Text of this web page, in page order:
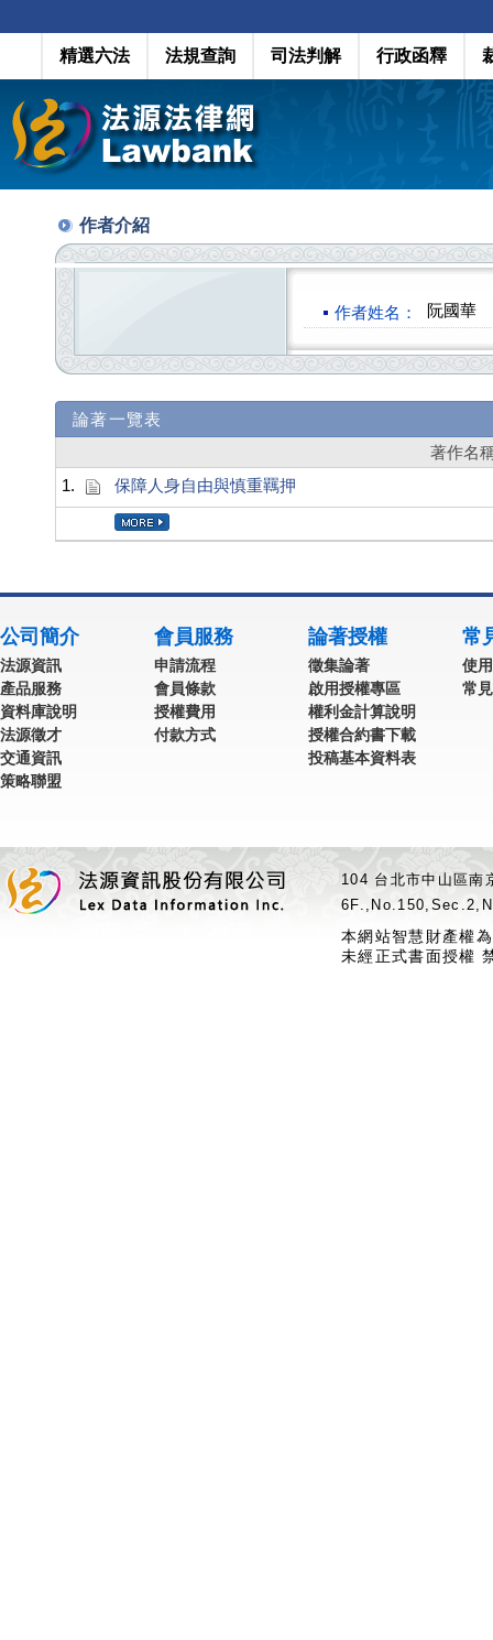
精選六法 法規查詢 司法判解 行政函釋
作者介紹
作者姓名： 阮國華
論著一覽表
著作名
1.
保障人身自由與慎重羈押
公司簡介
法源資訊
產品服務
資料庫說明
法源徵才
交通資訊
策略聯盟
會員服務
申請流程
會員條款
授權費用
付款方式
論著授權
徵集論著
啟用授權專區
權利金計算說明
授權合約書下載
投稿基本資料表
常
使
常
104 台北市中山區
本網站智慧財產權
未經正式書面授權